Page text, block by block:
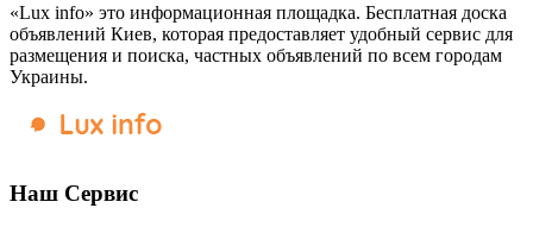
«Lux info» это информационная площадка. Бесплатная доска
объявлений Киев, которая предоставляет удобный сервис для
размещения и поиска, частных объявлений по всем городам
Украины.
Наш Сервис